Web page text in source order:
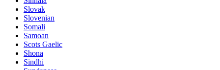
Slovak
Slovenian
Somali
Samoan
Scots Gaelic
Shona
Sindhi